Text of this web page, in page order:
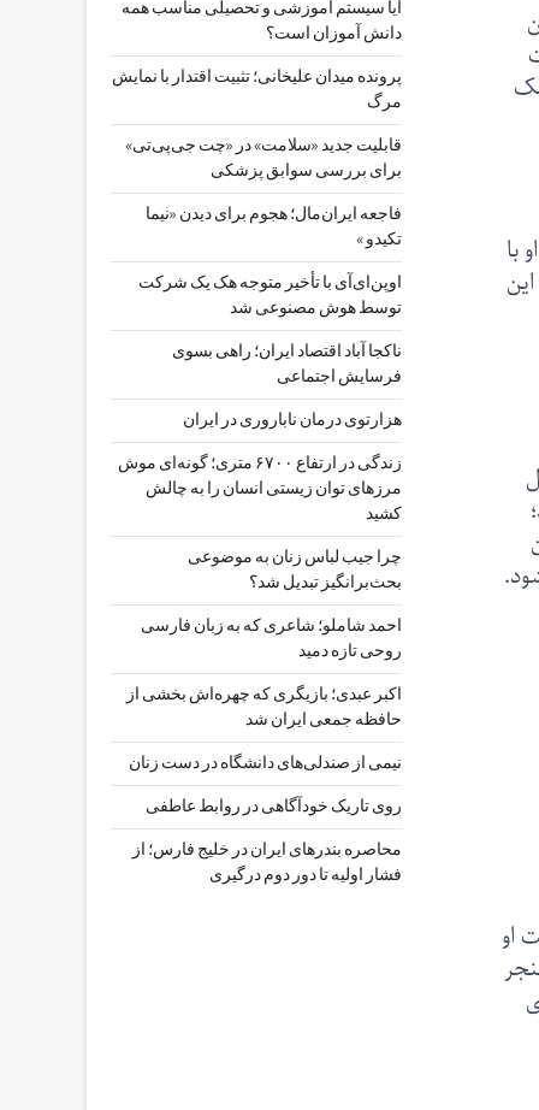
با
او
آیا سیستم آموزشی و تحصیلی مناسب همه
دانش آموزان است؟
پرونده میدان علیخانی؛ تثبیت اقتدار با نمایش
مرگ
قابلیت جدید «سلامت» در «چت ‌جی‌پی‌تی»
برای بررسی سوابق پزشکی
فاجعه ایران‌مال؛ هجوم برای دیدن «نیما
تکیدو »
اوپن‌ای‌آی با تأخیر متوجه هک یک شرکت
توسط هوش مصنوعی شد
ناکجا آباد اقتصاد ایران؛ راهی بسوی
فرسایش اجتماعی
هزارتوی درمان ناباروری در ایران
زندگی در ارتفاع ۶۷۰۰ متری؛ گونه‌ای موش
مرزهای توان زیستی انسان را به چالش
کشید
چرا جیب‌ لباس زنان به موضوعی
بحث‌برانگیز تبدیل شد؟
احمد شاملو؛ شاعری که به زبان فارسی
روحی تازه دمید
اکبر عبدی؛ بازیگری که چهره‌اش بخشی از
حافظه جمعی ایران شد
نیمی از صندلی‌های دانشگاه در دست زنان
روی تاریک خودآگاهی در روابط عاطفی
محاصره بندرهای ایران در خلیج فارس؛ از
فشار اولیه تا دور دوم درگیری